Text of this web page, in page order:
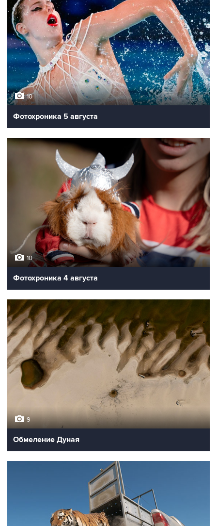
10
Фотохроника 5 августа
10
Фотохроника 4 августа
9
Обмеление Дуная